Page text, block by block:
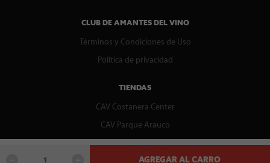
AGREGAR AL CARRO
CLUB DE AMANTES DEL VINO
Términos y Condiciones de Uso
Política de privacidad
TIENDAS
CAV Costanera Center
CAV Parque Arauco